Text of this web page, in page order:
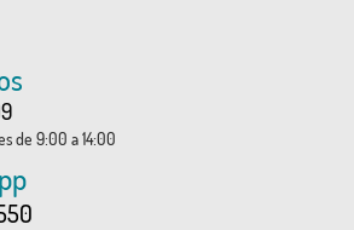
de 9:00 a 14:00